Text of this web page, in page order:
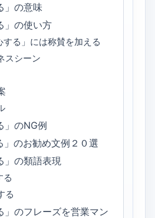
」の意味
」の使い方
する」には称賛を加える
スシーン
」のNG例
」のお勧め文例２０選
」の類語表現
る
る
」のフレーズを営業マン